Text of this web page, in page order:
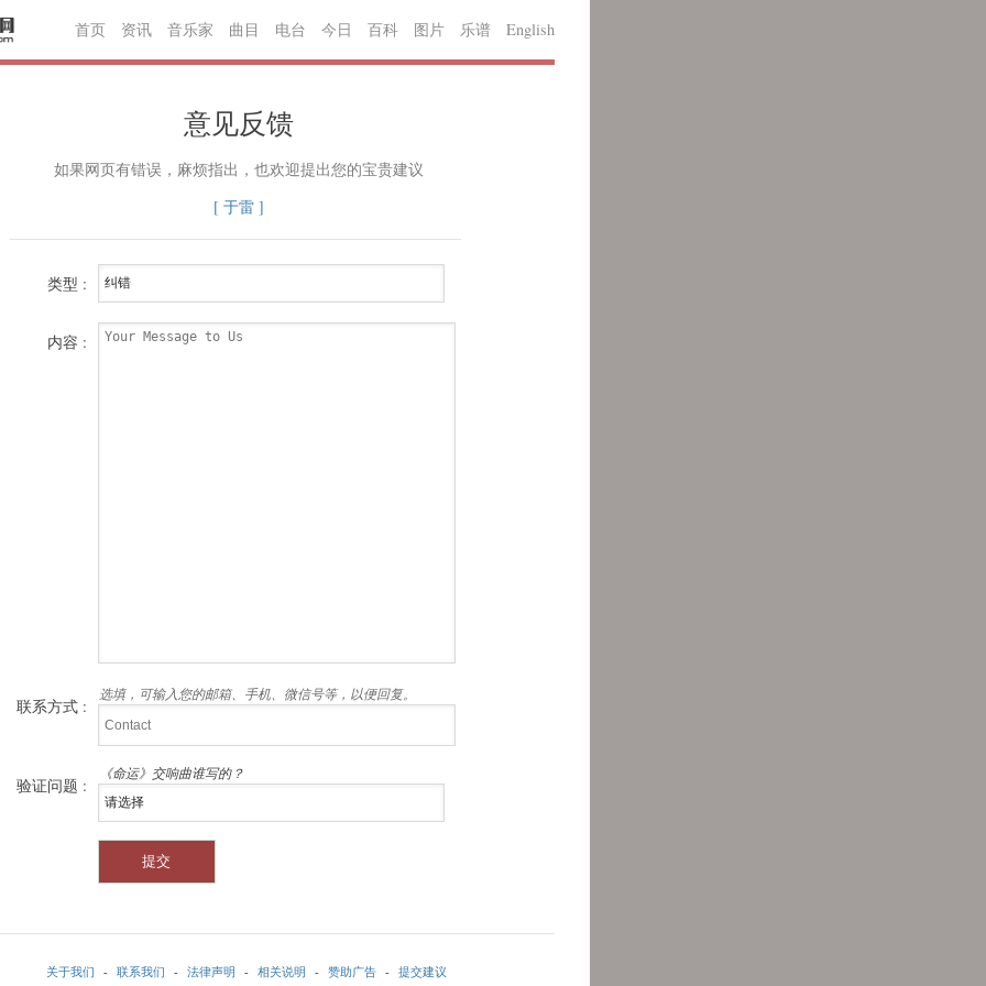
首页 资讯 音乐家 曲目 电台 今日 百科 图片 乐谱 English
意见反馈
如果网页有错误，麻烦指出，也欢迎提出您的宝贵建议
[ 于雷 ]
类型 :
内容 :
联系方式 :
选填，可输入您的邮箱、手机、微信号等，以便回复。
验证问题 :
《命运》交响曲谁写的？
关于我们 - 联系我们 - 法律声明 - 相关说明 - 赞助广告 - 提交建议